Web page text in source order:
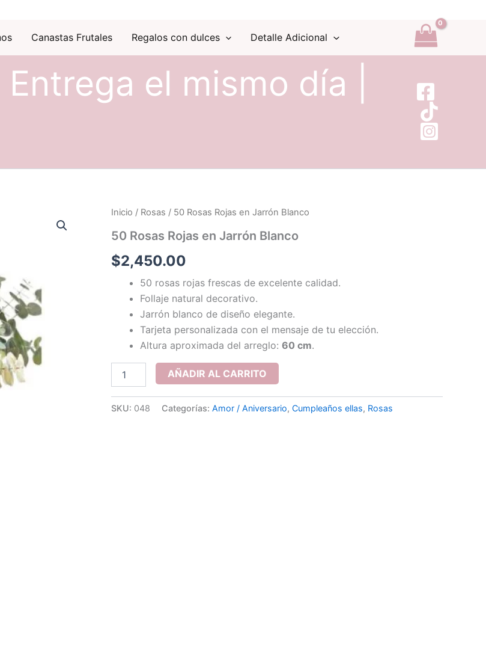
Canastas Frutales Regalos con dulces Detalle Adicional
el mismo día |
Inicio / Rosas / 50 Rosas Rojas en Jarrón Blanco
50 Rosas Rojas en Jarrón Blanco
$2,450.00
50 rosas rojas frescas de excelente calidad.
Follaje natural decorativo.
Jarrón blanco de diseño elegante.
Tarjeta personalizada con el mensaje de tu elección.
Altura aproximada del arreglo: 60 cm.
Rosas
en
AÑADIR AL CARRITO
SKU: 048 Categorías: Amor / Aniversario, Cumpleaños ellas, Rosas